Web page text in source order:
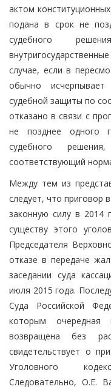
актом
подана в срок не
судебного
случае, если в
обычно исчерпывает
судебной защиты по
отказано в связи с
не позднее одного
судебного
соответствующий
Между тем из
следует, что приговор
законную силу в 2014
существу этого
Председателя
отказе в передаче
заседании суда
июля 2015 года.
Суда Российской
которым очередная
возвращена без
свидетельствует о
Уголовного
Следовательно, О.Е.